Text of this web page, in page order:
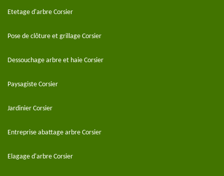
Etetage d'arbre Corsier
Pose de clôture et grillage Corsier
Dessouchage arbre et haie Corsier
Paysagiste Corsier
Jardinier Corsier
Entreprise abattage arbre Corsier
Elagage d'arbre Corsier